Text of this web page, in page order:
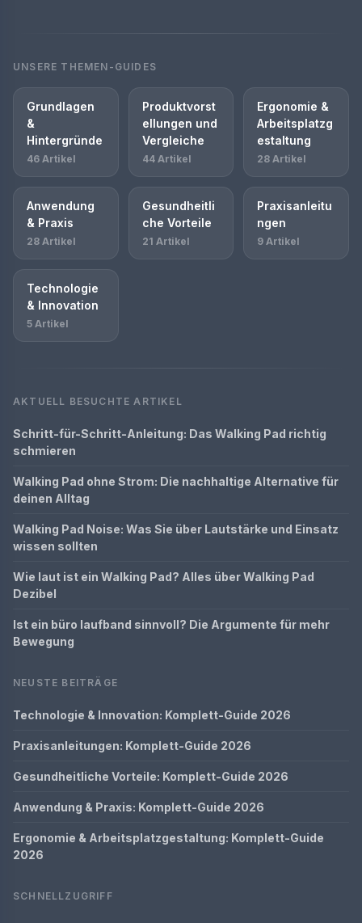
UNSERE THEMEN-GUIDES
Grundlagen
&
Hintergründe
46 Artikel
Produktvorst
ellungen und
Vergleiche
44 Artikel
Ergonomie &
Arbeitsplatzg
estaltung
28 Artikel
Anwendung
& Praxis
28 Artikel
Gesundheitli
che Vorteile
21 Artikel
Praxisanleitu
ngen
9 Artikel
Technologie
& Innovation
5 Artikel
AKTUELL BESUCHTE ARTIKEL
Schritt-für-Schritt-Anleitung: Das Walking Pad richtig
schmieren
Walking Pad ohne Strom: Die nachhaltige Alternative für
deinen Alltag
Walking Pad Noise: Was Sie über Lautstärke und Einsatz
wissen sollten
Wie laut ist ein Walking Pad? Alles über Walking Pad
Dezibel
Ist ein büro laufband sinnvoll? Die Argumente für mehr
Bewegung
NEUSTE BEITRÄGE
Technologie & Innovation: Komplett-Guide 2026
Praxisanleitungen: Komplett-Guide 2026
Gesundheitliche Vorteile: Komplett-Guide 2026
Anwendung & Praxis: Komplett-Guide 2026
Ergonomie & Arbeitsplatzgestaltung: Komplett-Guide
2026
SCHNELLZUGRIFF